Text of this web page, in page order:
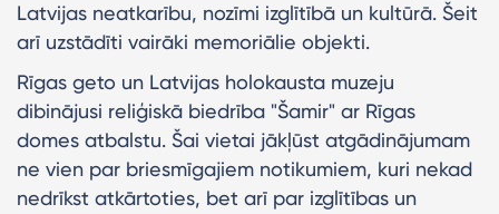
Latvijas neatkarību, nozīmi izglītībā un kultūrā. Šeit
arī uzstādīti vairāki memoriālie objekti.
Rīgas geto un Latvijas holokausta muzeju
dibinājusi reliģiskā biedrība "Šamir" ar Rīgas
domes atbalstu. Šai vietai jākļūst atgādinājumam
ne vien par briesmīgajiem notikumiem, kuri nekad
nedrīkst atkārtoties, bet arī par izglītības un